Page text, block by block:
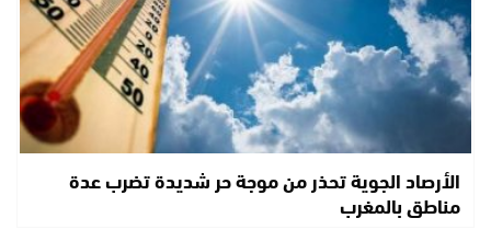
الأرصاد الجوية تحذر من موجة حر شديدة تضرب عدة
مناطق بالمغرب